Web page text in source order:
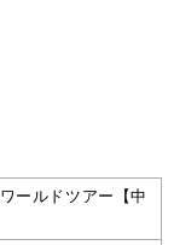
ールドツアー【中